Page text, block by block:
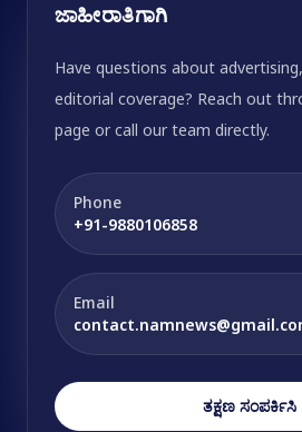
ಜಾಹೀರಾತಿಗಾಗಿ
Have questions about
editorial coverage? Reach out
page or call our team directly.
Phone
+91-9880106858
Email
ತಕ್ಷಣ ಸಂಪರ್ಕಿಸಿ